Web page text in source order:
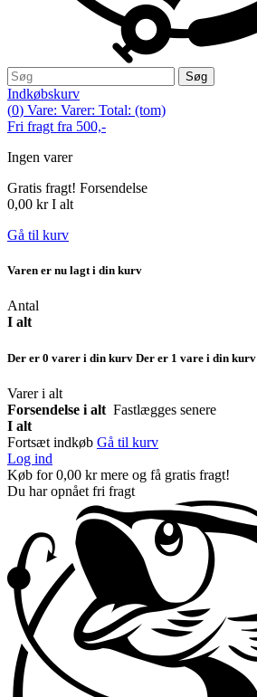
Søg
Indkøbskurv
(0) Vare: Varer: Total: (tom)
Fri fragt fra 500,-
Ingen varer
Gratis fragt! Forsendelse
0,00 kr I alt
Gå til kurv
Varen er nu lagt i din kurv
Antal
I alt
Der er 0 varer i din kurv Der er 1 vare i din kurv
Varer i alt
Forsendelse i alt Fastlægges senere
I alt
Fortsæt indkøb Gå til kurv
Log ind
Køb for0,00 krmere og få gratis fragt!
Du har opnået fri fragt